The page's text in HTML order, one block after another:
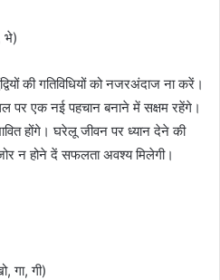
भे)
की गतिविधियों को नजरअंदाज ना करें।
पर एक नई पहचान बनाने में सक्षम रहेंगे।
होंगे। घरेलू जीवन पर ध्यान देने की
न होने दें सफलता अवश्य मिलेगी।
गा, गी)